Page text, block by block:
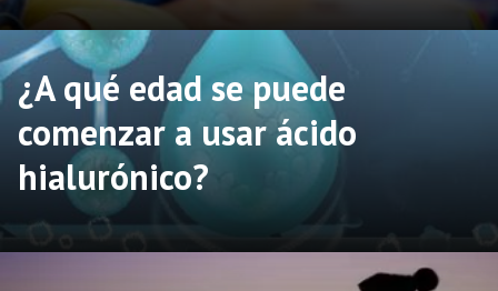
¿A qué edad se puede
comenzar a usar ácido
hialurónico?